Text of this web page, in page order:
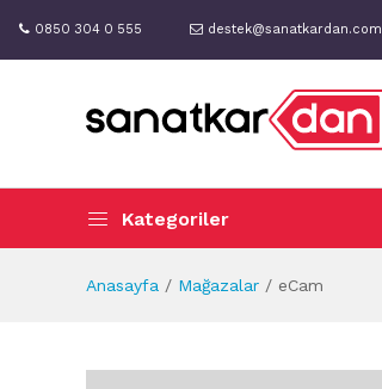
0850 304 0 555 destek@sanatkardan.com
Kategoriler
Anasayfa Mağazalar eCam